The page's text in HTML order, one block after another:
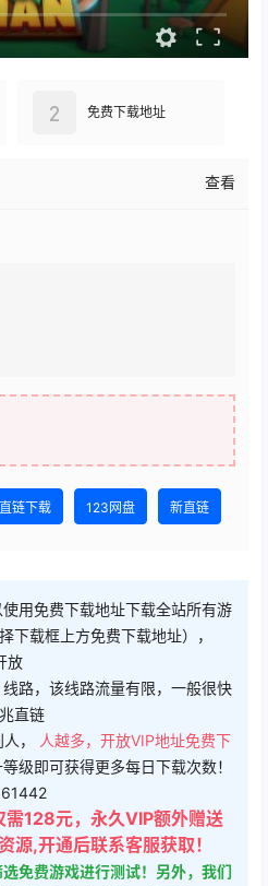
免费下载地址
2
查看
直链下载 123网盘 新直链
用免费下载地址下载全站所有游
下载框上方免费下载地址），
放
路，该线路流量有限，一般很快
直链
，
人越多，开放VIP地址免费下
级即可获得更多每日下载次数！
128元，永久VIP额外赠送
源,开通后联系客服获取！
免费游戏进行测试！另外，我们